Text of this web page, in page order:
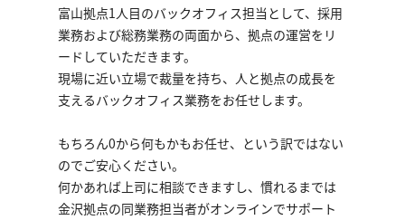
富山拠点1人目のバックオフィス担当として、採用
業務および総務業務の両面から、拠点の運営をリ
ードしていただきます。
現場に近い立場で裁量を持ち、人と拠点の成長を
支えるバックオフィス業務をお任せします。
もちろん0から何もかもお任せ、という訳ではない
のでご安心ください。
何かあれば上司に相談できますし、慣れるまでは
金沢拠点の同業務担当者がオンラインでサポート